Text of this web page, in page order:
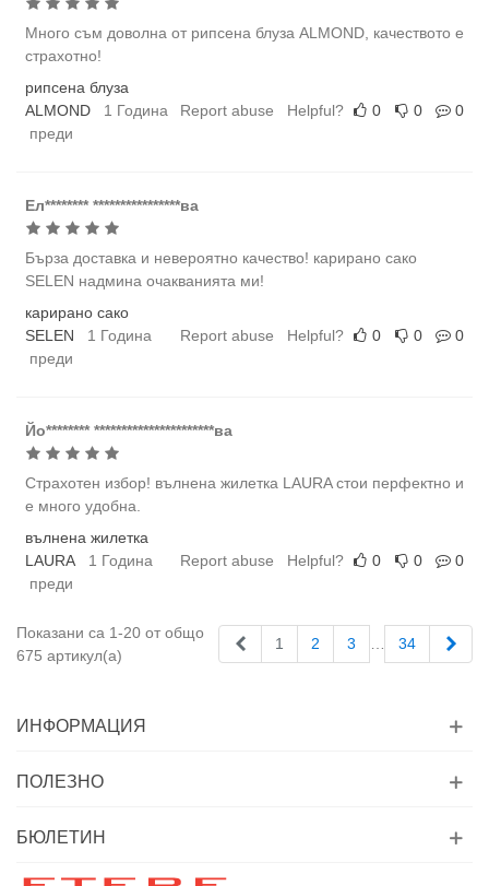
Много съм доволна от рипсена блуза ALMOND, качеството е
страхотно!
рипсена блуза
ALMOND
1 Година
преди
Report abuse Helpful? 0 0 0
Ел******** ****************ва
Бърза доставка и невероятно качество! карирано сако
SELEN надмина очакванията ми!
карирано сако
SELEN
1 Година
преди
Report abuse Helpful? 0 0 0
Йо******** **********************ва
Страхотен избор! вълнена жилетка LAURA стои перфектно и
е много удобна.
вълнена жилетка
LAURA
1 Година
преди
Report abuse Helpful? 0 0 0
Показани са 1-20 от общо
675 артикул(а)
Назад1 2 3 … 34
ИНФОРМАЦИЯ
ПОЛЕЗНО
БЮЛЕТИН